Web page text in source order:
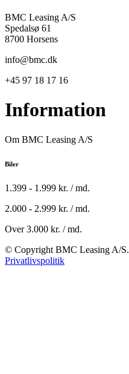
BMC Leasing A/S
Spedalsø 61
8700 Horsens
info@bmc.dk
+45 97 18 17 16
Information
Om BMC Leasing A/S
Biler
1.399 - 1.999 kr. / md.
2.000 - 2.999 kr. / md.
Over 3.000 kr. / md.
© Copyright BMC Leasing A/
Privatlivspolitik